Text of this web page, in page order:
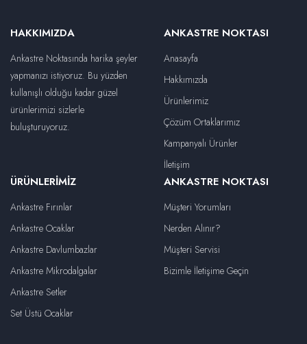
HAKKIMIZDA
Ankastre Noktasında harika şeyler
yapmanızı istiyoruz. Bu yüzden
kullanışlı olduğu kadar güzel
ürünlerimizi sizlerle
buluşturuyoruz.
ANKASTRE NOKTASI
Anasayfa
Hakkımızda
Ürünlerimiz
Çözüm Ortaklarımız
Kampanyalı Ürünler
İletişim
ÜRÜNLERIMIZ
Ankastre Fırınlar
Ankastre Ocaklar
Ankastre Davlumbazlar
Ankastre Mikrodalgalar
Ankastre Setler
Set Üstü Ocaklar
ANKASTRE NOKTASI
Müşteri Yorumları
Nerden Alınır?
Müşteri Servisi
Bizimle İletişime Geçin